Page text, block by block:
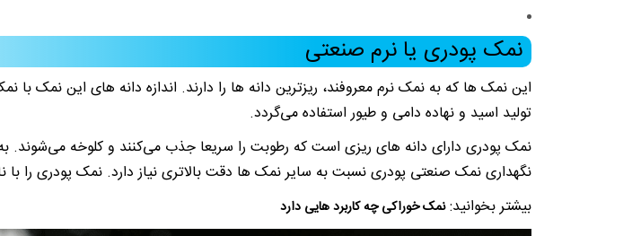
نمک پودری یا نرم صنعتی
این نمک ها که به نمک نرم معروفند، ریزترین دانه ها را دارند. اندازه دانه های این نمک
تولید اسید و نهاده دامی و طیور استفاده می‌گردد.
نمک پودری دارای دانه های ریزی است که رطوبت را سریعا جذب می‌کنند و کلوخه می‌شوند.
نگهداری نمک صنعتی پودری نسبت به سایر نمک ها دقت بالاتری نیاز دارد. نمک پودری را
بیشتر بخوانید:نمک خوراکی چه کاربرد هایی دارد